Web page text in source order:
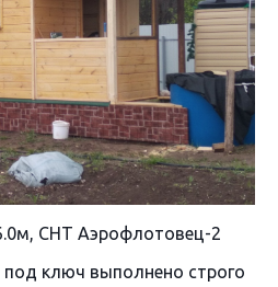
СНТ Аэрофлотовец-2
под ключ выполнено строго